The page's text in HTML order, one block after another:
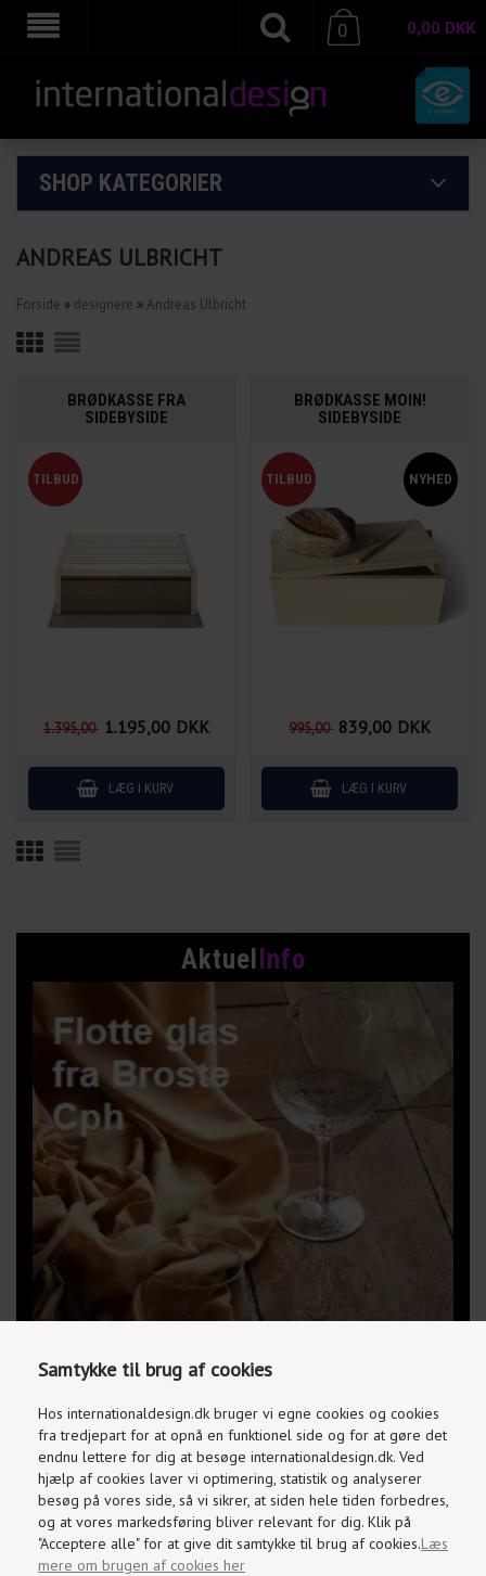
Samtykke til brug af cookies
Hos internationaldesign.dk bruger vi egne cookies og cookies
fra tredjepart for at opnå en funktionel side og for at gøre det
endnu lettere for dig at besøge internationaldesign.dk. Ved
hjælp af cookies laver vi optimering, statistik og analyserer
besøg på vores side, så vi sikrer, at siden hele tiden forbedres,
og at vores markedsføring bliver relevant for dig. Klik på
"Acceptere alle" for at give dit samtykke til brug af cookies.Læs
mere om brugen af cookies her
0,00 DKK
0
SHOP KATEGORIER
Aktuel Info
Kundeservice
Brug for hjælp, kontakt os på
97 87 18 87
ANDREAS ULBRICHT
Forside » designere »Andreas Ulbricht
BRØDKASSE FRA
SIDEBYSIDE
1.395,00 1.195,00 DKK
BRØDKASSE MOIN!
SIDEBYSIDE
995,00 839,00 DKK